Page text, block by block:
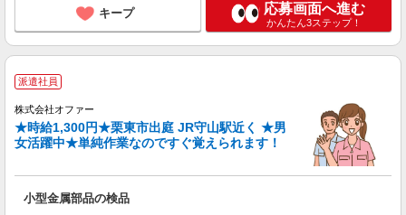
キープ 応募画面へ進む
かんたん3ステップ！
派遣社員
株式会社オファー
★時給1,300円★栗東市出庭 JR守山駅近く ★男
女活躍中★単純作業なのですぐ覚えられます！
小型金属部品の検品